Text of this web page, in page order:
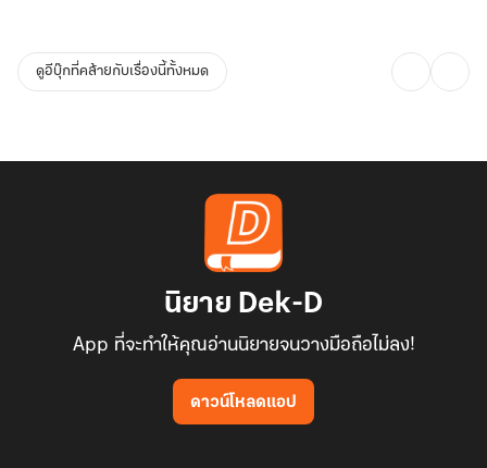
ดูอีบุ๊กที่คล้ายกับเรื่องนี้ทั้งหมด
นิยาย Dek-D
App ที่จะทำให้คุณอ่านนิยายจนวางมือถือไม่ลง!
ดาวน์โหลดแอป